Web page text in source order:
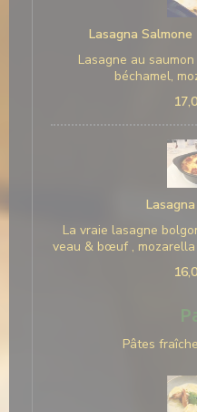
Lasagna
Lasagne au
béchamel,
La vraie lasagne
veau & bœuf ,
Pâtes